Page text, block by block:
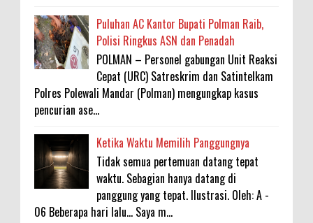
Puluhan AC Kantor Bupati Polman Raib,
Polisi Ringkus ASN dan Penadah
POLMAN – Personel gabungan Unit Reaksi
Cepat (URC) Satreskrim dan Satintelkam
Polres Polewali Mandar (Polman) mengungkap kasus
pencurian ase...
Ketika Waktu Memilih Panggungnya
Tidak semua pertemuan datang tepat
waktu. Sebagian hanya datang di
panggung yang tepat. Ilustrasi. Oleh: A -
06 Beberapa hari lalu... Saya m...